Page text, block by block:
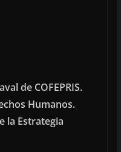
de COFEPRIS.
Humanos.
la Estrategia